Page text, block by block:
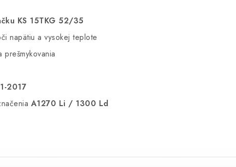
KS 15TKG 52/35
napätiu a vysokej teplote
2017
A1270 Li / 1300 Ld